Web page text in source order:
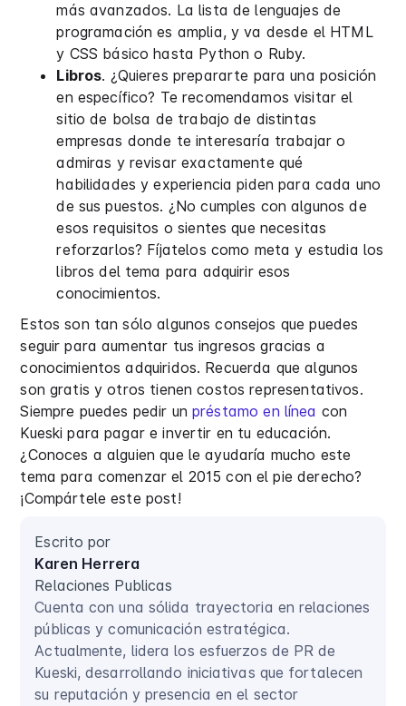
más avanzados. La lista de lenguajes de
programación es amplia, y va desde el HTML
y CSS básico hasta Python o Ruby.
Libros. ¿Quieres prepararte para una posición
en específico? Te recomendamos visitar el
sitio de bolsa de trabajo de distintas
empresas donde te interesaría trabajar o
admiras y revisar exactamente qué
habilidades y experiencia piden para cada uno
de sus puestos. ¿No cumples con algunos de
esos requisitos o sientes que necesitas
reforzarlos? Fíjatelos como meta y estudia los
libros del tema para adquirir esos
conocimientos.
Estos son tan sólo algunos consejos que puedes
seguir para aumentar tus ingresos gracias a
conocimientos adquiridos. Recuerda que algunos
son gratis y otros tienen costos representativos.
Siempre puedes pedir un préstamo en línea con
Kueski para pagar e invertir en tu educación.
¿Conoces a alguien que le ayudaría mucho este
tema para comenzar el 2015 con el pie derecho?
¡Compártele este post!
Escrito por
Karen Herrera
Relaciones Publicas
Cuenta con una sólida trayectoria en relaciones
públicas y comunicación estratégica.
Actualmente, lidera los esfuerzos de PR de
Kueski, desarrollando iniciativas que fortalecen
su reputación y presencia en el sector